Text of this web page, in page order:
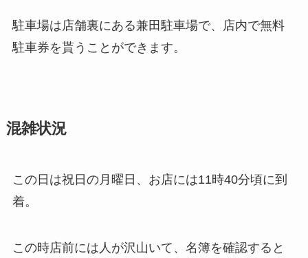
駐車場は店舗裏にある兼田駐車場で、店内で無料
駐車券を貰うことができます。
混雑状況
この日は祝日の月曜日、お店には11時40分頃に到
着。
この時店前には人が沢山いて、名簿を確認すると